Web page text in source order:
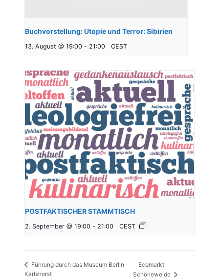
Buchvorstellung: Utopie und Terror: Sibirien
13. August @ 19:00 - 21:00 CEST
POSTFAKTISCHER STAMMTISCH
2. September @ 19:00 - 21:00 CEST
Führung durch das Museum Berlin-
Karlshorst
Ecomarkt
Schöneweide